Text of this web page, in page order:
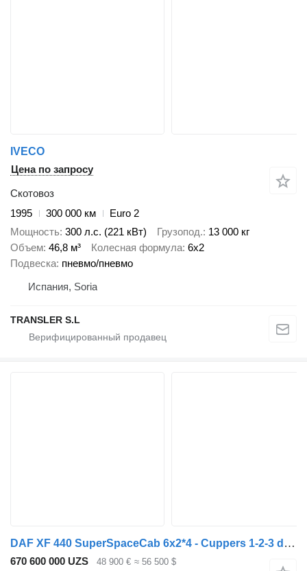
IVECO
Цена по запросу
Скотовоз
1995
300 000 км
Euro 2
Мощность 300 л.с. (221 кВт) Грузопод. 13 000 кг
Объем 46,8 м³ Колесная формула 6x2
Подвеска пневмо/пневмо
Испания, Soria
TRANSLER S.L
DAF XF 440 SuperSpaceCab 6x2*4 - Cuppers 1-2-3 deck Livestock + Cupp + прицеп скотовоз
670 600 000 UZS 48 900 € ≈ 56 500 $